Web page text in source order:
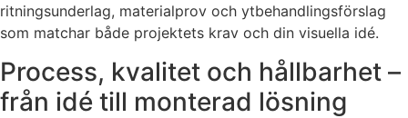
ritningsunderlag, materialprov och ytbehandlingsförslag
som matchar både projektets krav och din visuella idé.
Process, kvalitet och hållbarhet –
från idé till monterad lösning